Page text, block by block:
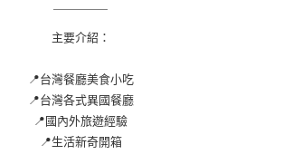
主要介紹：
📍台灣餐廳美食小吃
📍台灣各式異國餐廳
📍國內外旅遊經驗
📍生活新奇開箱